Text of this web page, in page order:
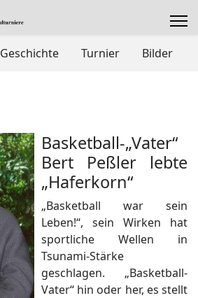
Geschichte Turnier Bilder
Basketball-„Vater“
Bert Peßler lebte
„Haferkorn“
„Basketball war sein
Leben!“, sein Wirken hat
sportliche Wellen in
Tsunami-Stärke
geschlagen. „Basketball-
Vater“ hin oder her, es stellt